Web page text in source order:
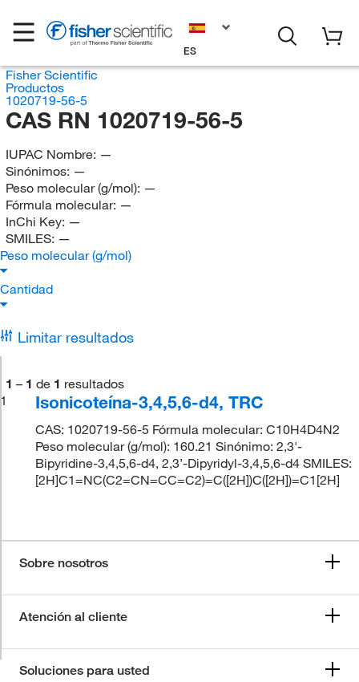
ES
Fisher Scientific
Productos
1020719-56-5
CAS RN 1020719-56-5
IUPAC Nombre: —
Sinónimos: —
Peso molecular (g/mol): —
Fórmula molecular: —
InChi Key: —
SMILES: —
Peso molecular (g/mol)
Cantidad
Limitar resultados
1 – 1 de 1 resultados
1
Isonicoteína-3,4,5,6-d4, TRC
CAS: 1020719-56-5 Fórmula molecular: C10H4D4N2
Peso molecular (g/mol): 160.21 Sinónimo: 2,3'-
Bipyridine-3,4,5,6-d4, 2,3’-Dipyridyl-3,4,5,6-d4 SMILES:
[2H]C1=NC(C2=CN=CC=C2)=C([2H])C([2H])=C1[2H]
Sobre nosotros
Atención al cliente
Soluciones para usted